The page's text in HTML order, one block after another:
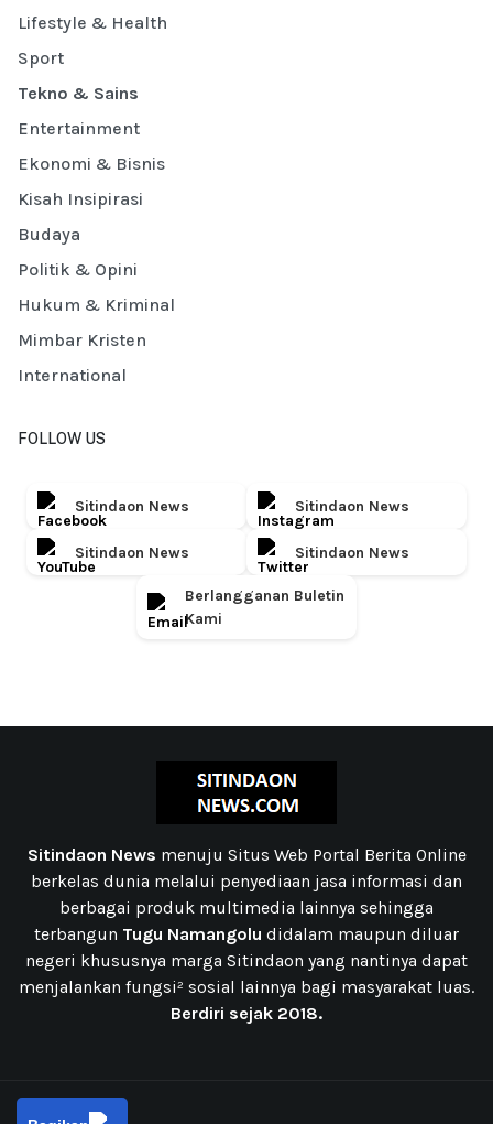
Lifestyle & Health
Sport
Tekno & Sains
Entertainment
Ekonomi & Bisnis
Kisah Insipirasi
Budaya
Politik & Opini
Hukum & Kriminal
Mimbar Kristen
International
FOLLOW US
Sitindaon News Sitindaon News
Sitindaon News Sitindaon News
Berlangganan Buletin
Kami
Sitindaon News menuju Situs Web Portal Berita Online
berkelas dunia melalui penyediaan jasa informasi dan
berbagai produk multimedia lainnya sehingga
terbangun Tugu Namangolu didalam maupun diluar
negeri khususnya marga Sitindaon yang nantinya dapat
menjalankan fungsi² sosial lainnya bagi masyarakat luas.
Berdiri sejak 2018.